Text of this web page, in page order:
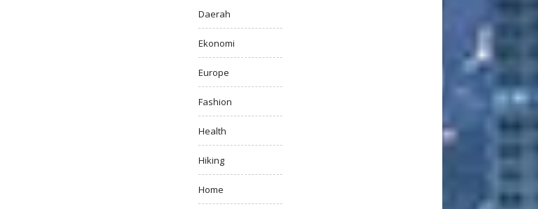
Daerah
Ekonomi
Europe
Fashion
Health
Hiking
Home